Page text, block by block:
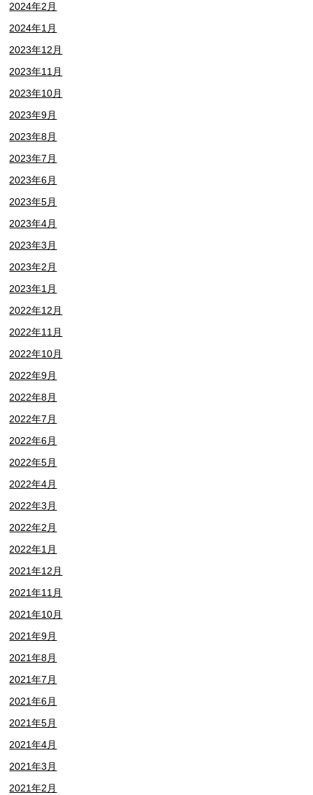
2024年2月
2024年1月
2023年12月
2023年11月
2023年10月
2023年9月
2023年8月
2023年7月
2023年6月
2023年5月
2023年4月
2023年3月
2023年2月
2023年1月
2022年12月
2022年11月
2022年10月
2022年9月
2022年8月
2022年7月
2022年6月
2022年5月
2022年4月
2022年3月
2022年2月
2022年1月
2021年12月
2021年11月
2021年10月
2021年9月
2021年8月
2021年7月
2021年6月
2021年5月
2021年4月
2021年3月
2021年2月